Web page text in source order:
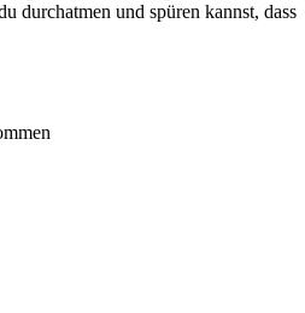
durchatmen und spüren kannst, dass